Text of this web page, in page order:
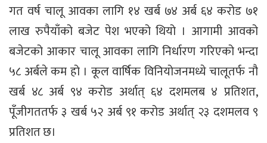
गत वर्ष चालू आवका लागि १४ खर्ब ७४ अर्ब ६४ करोड ७१
लाख रुपैयाँको बजेट पेश भएको थियो । आगामी आवको
बजेटको आकार चालू आवका लागि निर्धारण गरिएको भन्दा
५८ अर्बले कम हो । कूल वार्षिक विनियोजनमध्ये चालूतर्फ नौ
खर्ब ४८ अर्ब ९४ करोड अर्थात् ६४ दशमलब ४ प्रतिशत,
पूँजीगततर्फ ३ खर्ब ५२ अर्ब ९१ करोड अर्थात् २३ दशमलव ९
प्रतिशत छ।